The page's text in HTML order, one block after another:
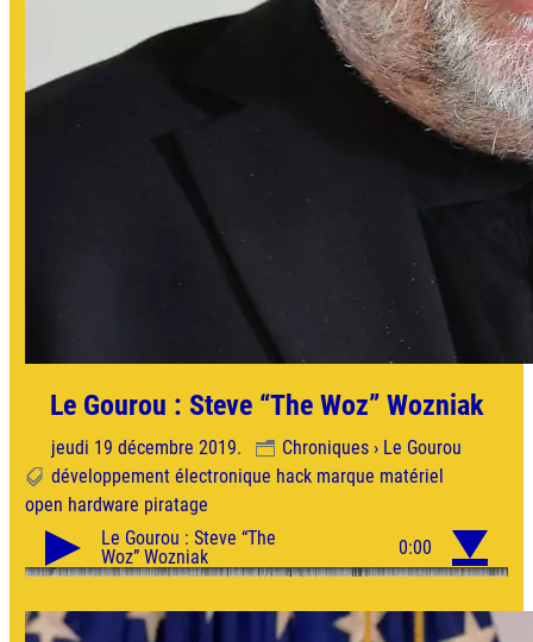
Le Gourou : Steve “The Woz” Wozniak
jeudi 19 décembre 2019.
Chroniques › Le Gourou
développement électronique hack marque matériel
open hardware piratage